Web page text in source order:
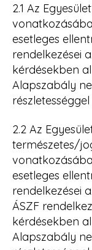
2.1 Az
esetleges
rendelkezései
kérdésekben
Alapszabály
2.2 Az
természetes/
esetleges
rendelkezései
ÁSZF
kérdésekben
Alapszabály